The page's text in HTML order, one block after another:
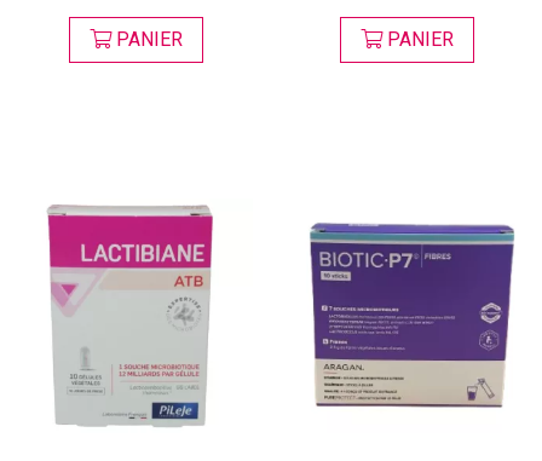
PANIER PANIER